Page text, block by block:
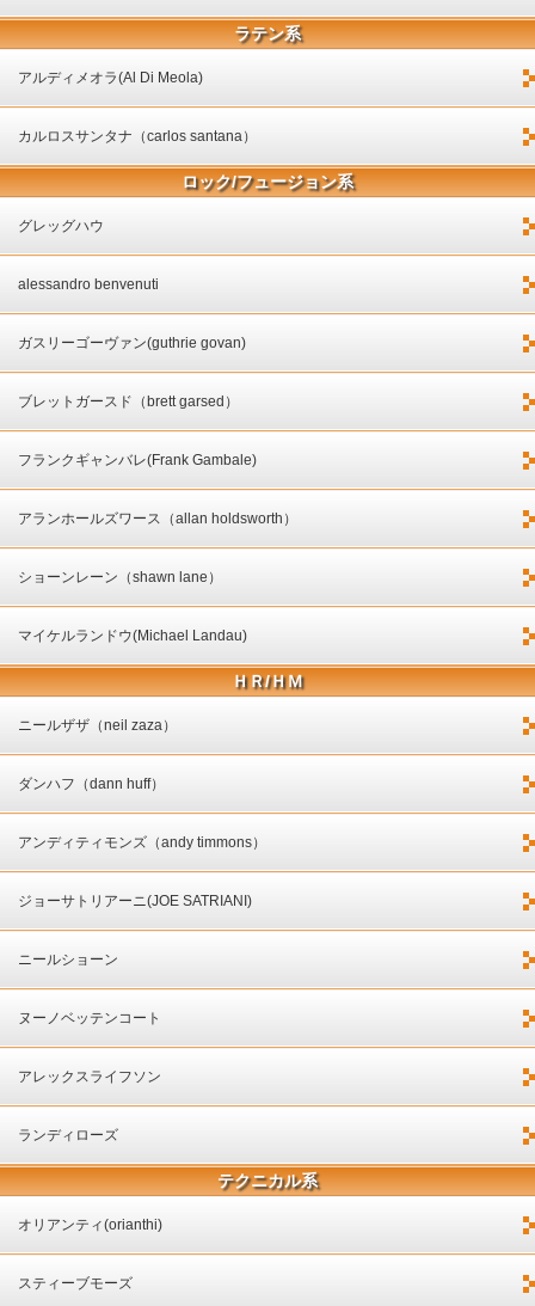
ラテン系
アルディメオラ(Al Di Meola)
カルロスサンタナ（carlos santana）
ロック/フュージョン系
グレッグハウ
alessandro benvenuti
ガスリーゴーヴァン(guthrie govan)
ブレットガースド（brett garsed）
フランクギャンバレ(Frank Gambale)
アランホールズワース（allan holdsworth）
ショーンレーン（shawn lane）
マイケルランドウ(Michael Landau)
ＨＲ/ＨＭ
ニールザザ（neil zaza）
ダンハフ（dann huff）
アンディティモンズ（andy timmons）
ジョーサトリアーニ(JOE SATRIANI)
ニールショーン
ヌーノベッテンコート
アレックスライフソン
ランディローズ
テクニカル系
オリアンティ(orianthi)
スティーブモーズ